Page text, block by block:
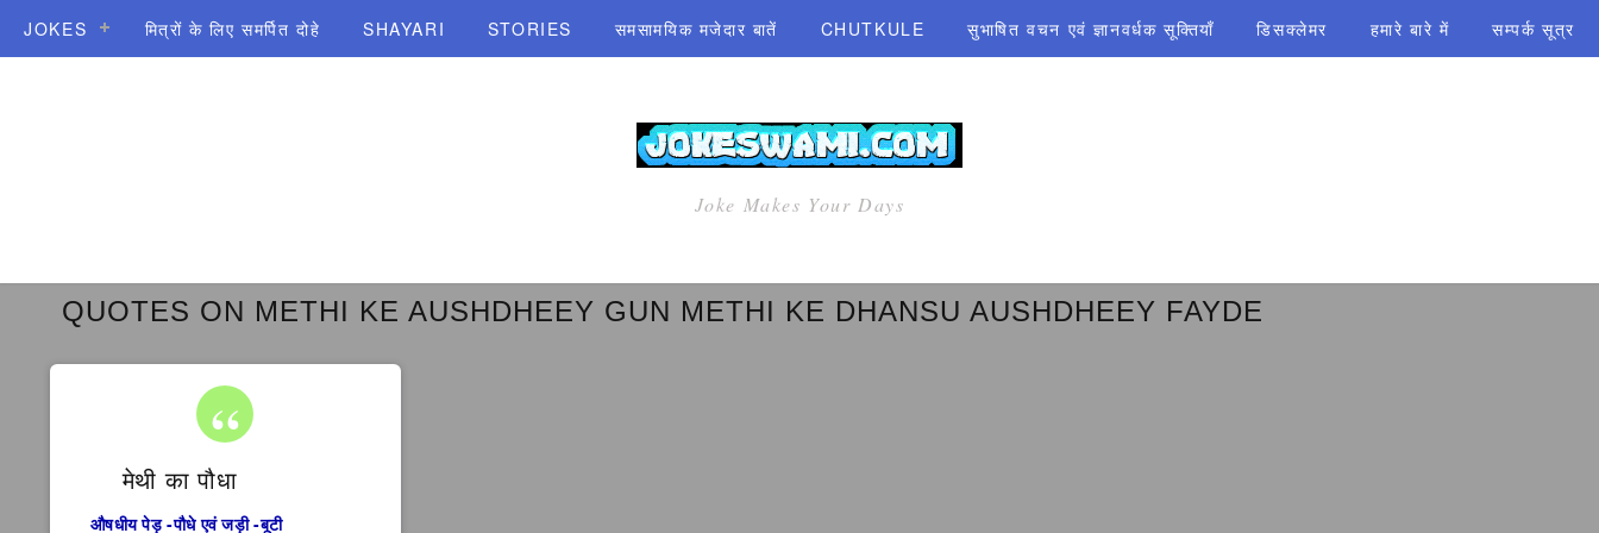
JOKES मित्रों के लिए समर्पित दोहे SHAYARI STORIES समसामयिक मजेदार बातें CHUTKULE सुभाषित वचन एवं ज्ञानवर्धक सूक्तियाँ डिसक्लेमर हमारे बारे में सम्पर्क सूत्र
Joke Makes Your Days
QUOTES ON METHI KE AUSHDHEEY GUN METHI KE DHANSU AUSHDHEEY FAYDE
मेथी का पौधा
औषधीय पेड़ -पौधे एवं जड़ी -बूटी